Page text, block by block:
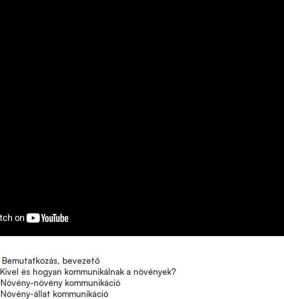
Bemutatkozás, bevezető
Kivel és hogyan kommunikálnak a növények?
Növény-növény kommunikáció
Növény-állat kommunikáció